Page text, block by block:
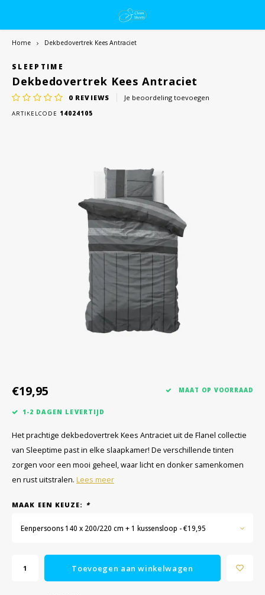
Home Dekbedovertrek Kees Antraciet
SLEEPTIME
Dekbedovertrek Kees Antraciet
0 REVIEWS Je beoordeling toevoegen
ARTIKELCODE 14024105
€19,95 MAAT OP VOORRAAD
1-2 DAGEN LEVERTIJD
Het prachtige dekbedovertrek Kees Antraciet uit de Flanel collectie
van Sleeptime past in elke slaapkamer! De verschillende tinten
zorgen voor een mooi geheel, waar licht en donker samenkomen
en rust uitstralen. Lees meer
MAAK EEN KEUZE: *
Eenpersoons 140 x 200/220 cm + 1 kussensloop - €19,95
Toevoegen aan winkelwagen